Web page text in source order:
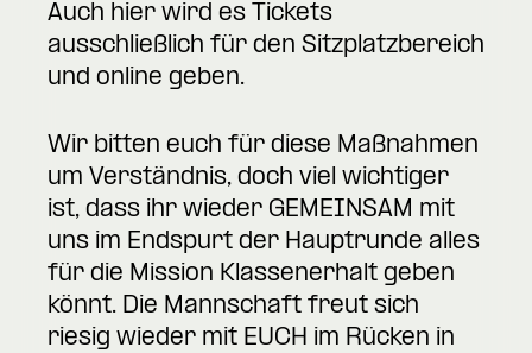
Auch hier wird es Tickets
ausschließlich für den Sitzplatzbereich
und online geben.
Wir bitten euch für diese Maßnahmen
um Verständnis, doch viel wichtiger
ist, dass ihr wieder GEMEINSAM mit
uns im Endspurt der Hauptrunde alles
für die Mission Klassenerhalt geben
könnt. Die Mannschaft freut sich
riesig wieder mit EUCH im Rücken in